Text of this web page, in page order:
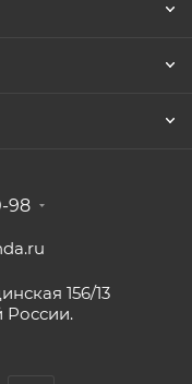
98
156/13
России.